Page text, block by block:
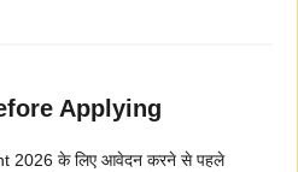
Applying
2026 के लिए आवेदन करने से पहले